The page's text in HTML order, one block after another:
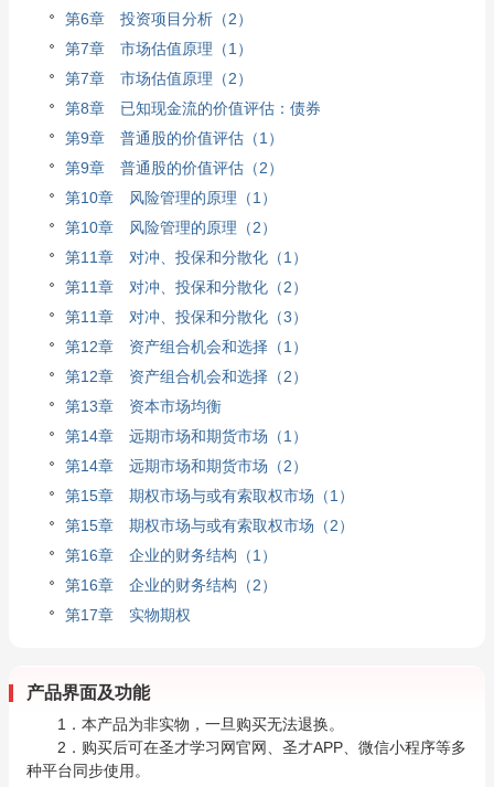
第6章 投资项目分析（2）
第7章 市场估值原理（1）
第7章 市场估值原理（2）
第8章 已知现金流的价值评估：债券
第9章 普通股的价值评估（1）
第9章 普通股的价值评估（2）
第10章 风险管理的原理（1）
第10章 风险管理的原理（2）
第11章 对冲、投保和分散化（1）
第11章 对冲、投保和分散化（2）
第11章 对冲、投保和分散化（3）
第12章 资产组合机会和选择（1）
第12章 资产组合机会和选择（2）
第13章 资本市场均衡
第14章 远期市场和期货市场（1）
第14章 远期市场和期货市场（2）
第15章 期权市场与或有索取权市场（1）
第15章 期权市场与或有索取权市场（2）
第16章 企业的财务结构（1）
第16章 企业的财务结构（2）
第17章 实物期权
产品界面及功能
1．本产品为非实物，一旦购买无法退换。
2．购买后可在圣才学习网官网、圣才APP、微信小程序等多
种平台同步使用。